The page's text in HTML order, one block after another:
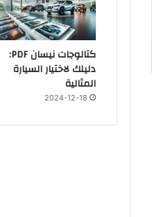
كتالوجات نيسان PDF:
دليلك لاختيار السيارة
المثالية
2024-12-18